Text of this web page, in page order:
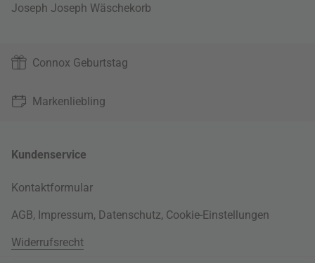
Joseph Joseph Wäschekorb
Connox Geburtstag
Markenliebling
Kundenservice
Kontaktformular
AGB, Impressum, Datenschutz, Cookie-Einstellungen
Widerrufsrecht